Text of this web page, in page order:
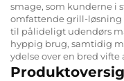
smage, som kunderne i
omfattende grill-løsning
til pålideligt udendørs
hyppig brug, samtidig
ydelse over en bred